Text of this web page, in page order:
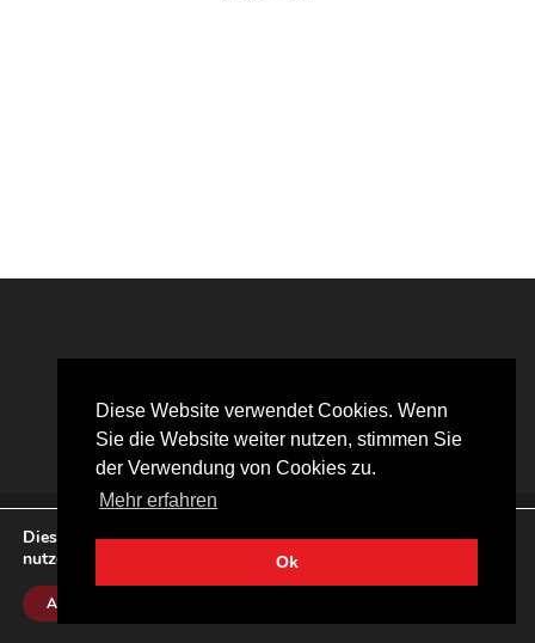
Diese Website verwendet Cookies. Wenn
Sie die Website weiter nutzen, stimmen Sie
der Verwendung von Cookies zu.
Mehr erfahren
Ok
© 2026 Marcel Schmitz | Alle Rechte vorbehalten
Diese Website verwendet Cookies. Wenn Sie die Website weiter
nutzen, stimmen Sie der Verwendung von Cookies zu.
Akzeptieren